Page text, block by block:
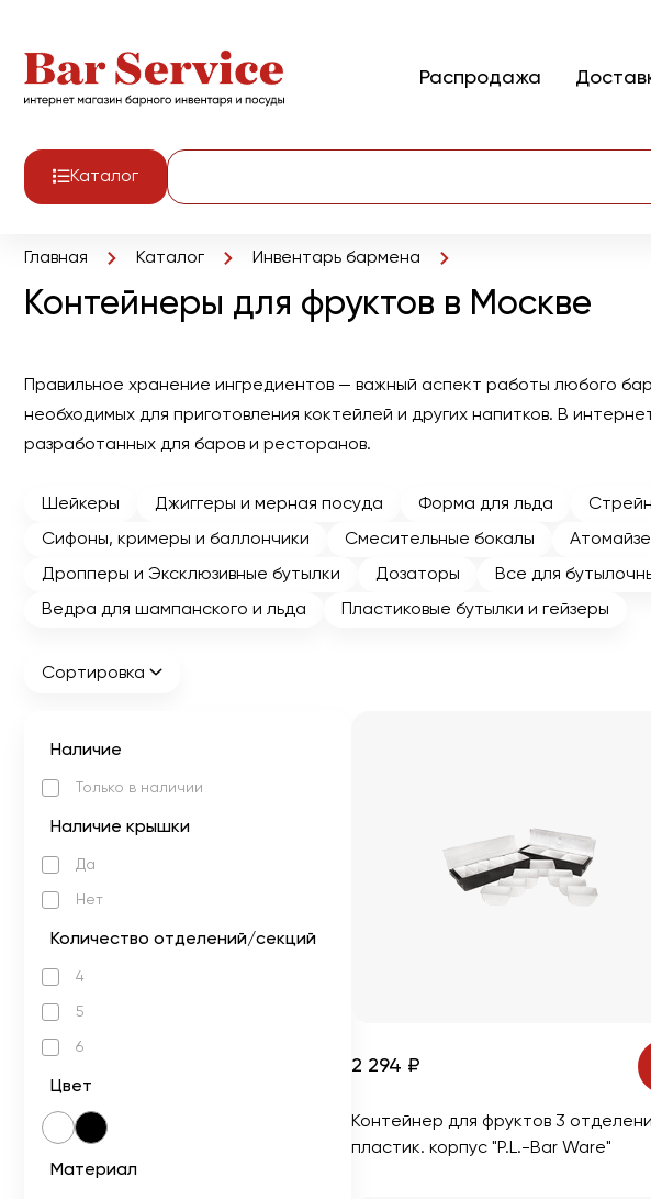
Распродажа
Каталог
Главная Каталог Инвентарь бармена
Контейнеры для фруктов в Москве
Правильное хранение ингредиентов — важный аспект работы любого
необходимых для приготовления коктейлей и других напитков. В
разработанных для баров и ресторанов.
Шейкеры Джиггеры и мерная посуда Форма для льда
Сифоны, кримеры и баллончики
Смесительные бокалы
Дропперы и Эксклюзивные бутылки
Дозаторы Все для
Ведра для шампанского и льда
Пластиковые бутылки и гейзеры
Сортировка
Наличие
Только в наличии
Наличие крышки
Да
Нет
Количество отделений/секций
4
5
6
Цвет
Материал
2 294 ₽
Контейнер для фруктов 3
пластик. корпус "P.L.-Bar Ware"